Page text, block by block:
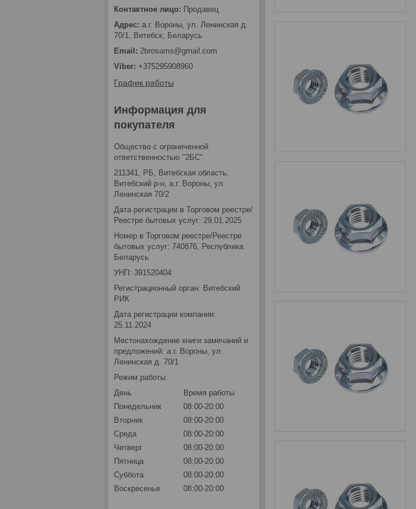
Продавец
а.г. Вороны, ул. Ленинская д.
70/1, Витебск, Беларусь
2brosams@gmail.com
+375295908960
График работы
Информация для
покупателя
Общество с ограниченной
ответственностью "2БС"
211341, РБ, Витебская область,
Витебский р-н, а.г. Вороны, ул.
Ленинская 70/2
Дата регистрации в Торговом реестре/
Реестре бытовых услуг: 29.01.2025
Номер в Торговом реестре/Реестре
бытовых услуг: 740876, Республика
Беларусь
УНП: 391520404
Регистрационный орган: Витебский
РИК
Дата регистрации компании:
25.11.2024
Местонахождение книги замечаний и
предложений: а.г. Вороны, ул.
Ленинская д. 70/1
Режим работы:
День
Время работы
Понедельник
08:00-20:00
Вторник
08:00-20:00
Среда
08:00-20:00
Четверг
08:00-20:00
Пятница
08:00-20:00
Суббота
08:00-20:00
Воскресенье
08:00-20:00